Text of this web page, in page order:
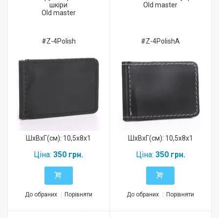
шкіри
Old master
#Z-4Polish
ШхВхГ(см): 10,5x8x1
Ціна: 350 грн.
До обраних Порівняти
Old master
#Z-4PolishA
ШхВхГ(см): 10,5x8x1
Ціна: 350 грн.
До обраних Порівняти